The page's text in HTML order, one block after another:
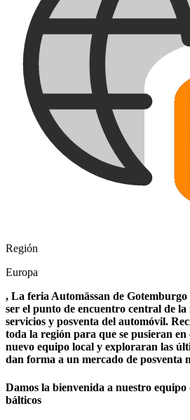
Región
Europa
, La feria Automässan de Gotemburgo
ser el punto de encuentro central de
servicios y posventa del automóvil.
toda la región para que se pusieran
nuevo equipo local y exploraran las
dan forma a un mercado de posventa
Damos la bienvenida a nuestro equipo
bálticos